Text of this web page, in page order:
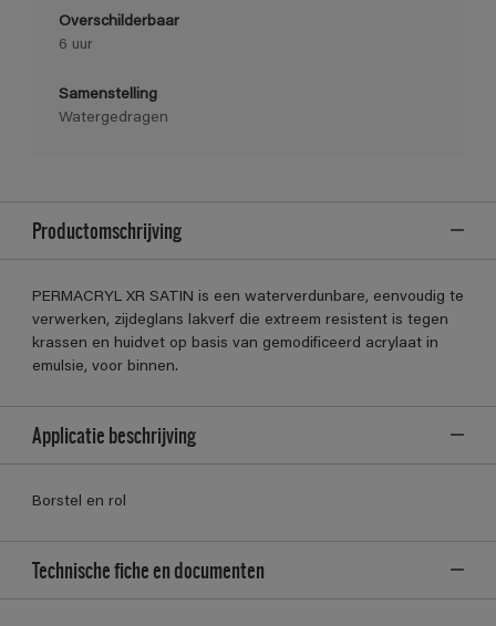
Overschilderbaar
6 uur
Samenstelling
Watergedragen
Productomschrijving
PERMACRYL XR SATIN is een waterverdunbare, eenvoudig te
verwerken, zijdeglans lakverf die extreem resistent is tegen
krassen en huidvet op basis van gemodificeerd acrylaat in
emulsie, voor binnen.
Applicatie beschrijving
Borstel en rol
Technische fiche en documenten